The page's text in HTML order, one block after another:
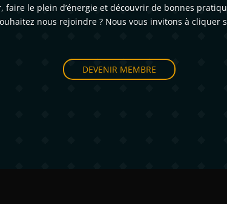
faire le plein d’énergie et découvrir de bonnes
nous rejoindre ? Nous vous invitons à cliquer
DEVENIR MEMBRE